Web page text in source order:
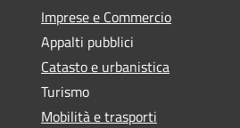
Imprese e Commercio
Appalti pubblici
Catasto e urbanistica
Turismo
Mobilità e trasporti